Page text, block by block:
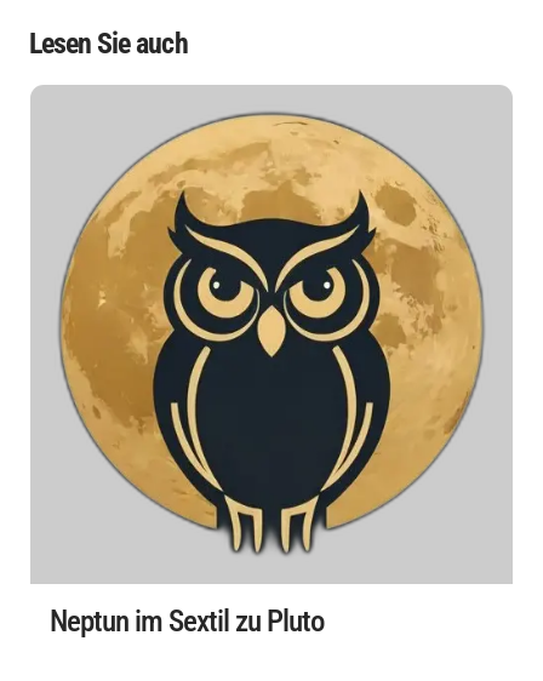
Lesen Sie auch
Neptun im Sextil zu Pluto